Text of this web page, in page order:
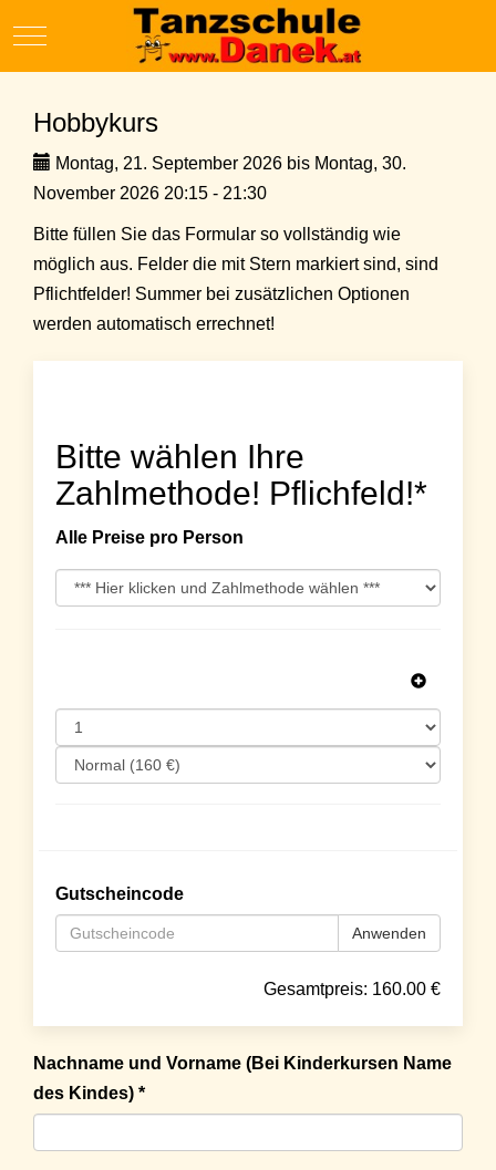
Mobile Menu Toggle
Hobbykurs
Montag, 21. September 2026 bis Montag, 30.
November 2026 20:15 - 21:30
Bitte füllen Sie das Formular so vollständig wie
möglich aus. Felder die mit Stern markiert sind, sind
Pflichtfelder! Summer bei zusätzlichen Optionen
werden automatisch errechnet!
Bitte wählen Ihre
Zahlmethode! Pflichfeld!*
Alle Preise pro Person
Gutscheincode
Anwenden
Gesamtpreis: 160.00 €
Nachname und Vorname (Bei Kinderkursen Name
des Kindes) *